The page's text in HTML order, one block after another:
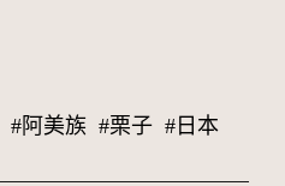
#阿美族 #栗子 #日本